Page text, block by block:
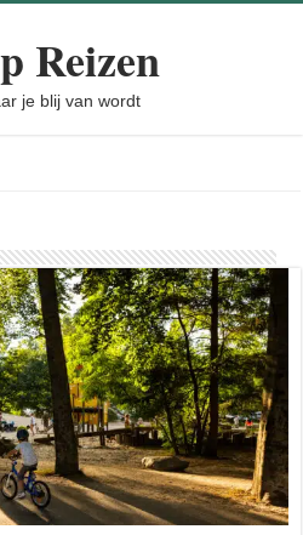
Reizen
je blij van wordt